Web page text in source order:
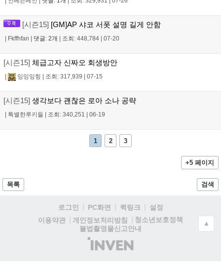
[시즌15] [GM]AP 샤코 서폿 설명 길게 안함
Fkffhfan 댓글: 2개 조회: 448,784 07-20
[시즌15] 체급고자 신짜오 회생방안
잉잉잉힝 조회: 317,939 07-15
[시즌15] 생각보다 괜찮은 로아 소나 공략
특별한루키들 조회: 340,251 06-19
1 2 3
+5 페이지
목록 검색
로그인 PC화면 퀵링크
설정
이용약관
개인정보처리방침
청소년보호정책
불법촬영물신고안내
(주)
인
▲